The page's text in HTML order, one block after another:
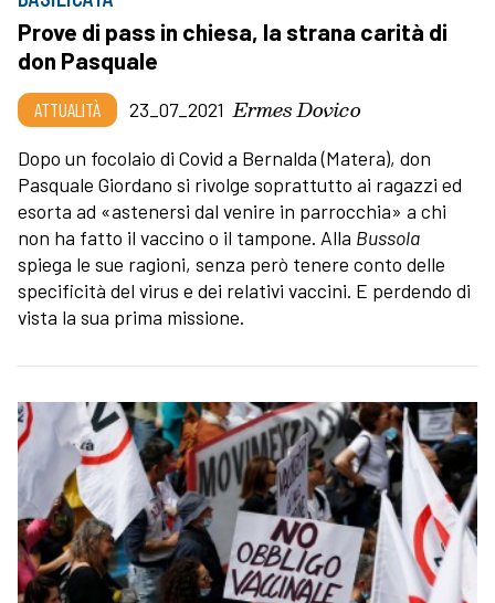
Prove di pass in chiesa, la strana carità di
don Pasquale
ATTUALITÀ 23_07_2021 Ermes Dovico
Dopo un focolaio di Covid a Bernalda (Matera), don
Pasquale Giordano si rivolge soprattutto ai ragazzi ed
esorta ad «astenersi dal venire in parrocchia» a chi
non ha fatto il vaccino o il tampone. Alla Bussola
spiega le sue ragioni, senza però tenere conto delle
specificità del virus e dei relativi vaccini. E perdendo di
vista la sua prima missione.